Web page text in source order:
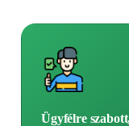
Ügyfélre